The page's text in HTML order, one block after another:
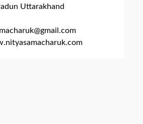
Uttarakhand